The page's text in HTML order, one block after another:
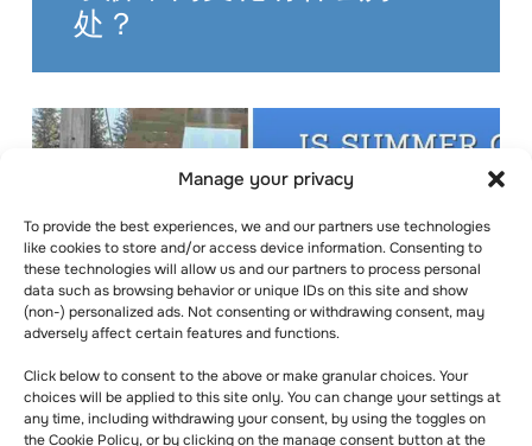
Manage your privacy
To provide the best experiences, we and our partners use technologies
like cookies to store and/or access device information. Consenting to
these technologies will allow us and our partners to process personal
data such as browsing behavior or unique IDs on this site and show
(non-) personalized ads. Not consenting or withdrawing consent, may
adversely affect certain features and functions.
Click below to consent to the above or make granular choices. Your
choices will be applied to this site only. You can change your settings at
any time, including withdrawing your consent, by using the toggles on
the Cookie Policy, or by clicking on the manage consent button at the
处？